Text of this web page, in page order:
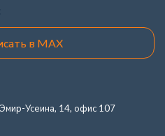
в MAX
Усеина, 14, офис 107